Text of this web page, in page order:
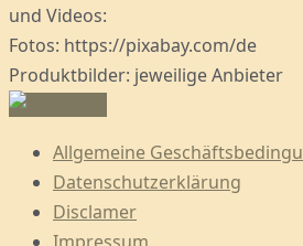
und Videos:
Fotos: https://pixabay.com/de
Produktbilder: jeweilige Anbieter
Allgemeine
Datenschutzerklärung
Disclamer